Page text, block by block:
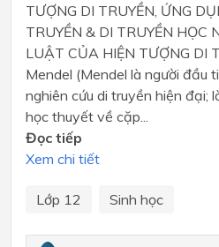
TƯỢNG DI TRUYỀN, ỨNG
TRUYỀN & DI TRUYỀN HỌC
LUẬT CỦA HIỆN TƯỢNG DI
Mendel (Mendel là người đầu
nghiên cứu di truyền hiện đại;
học thuyết về cặp...
Đọc tiếp
Xem chi tiết
Lớp 12 Sinh học